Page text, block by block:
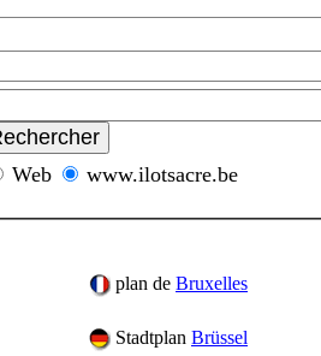
Web www.ilotsacre.be
plan de Bruxelles
Stadtplan Brüssel